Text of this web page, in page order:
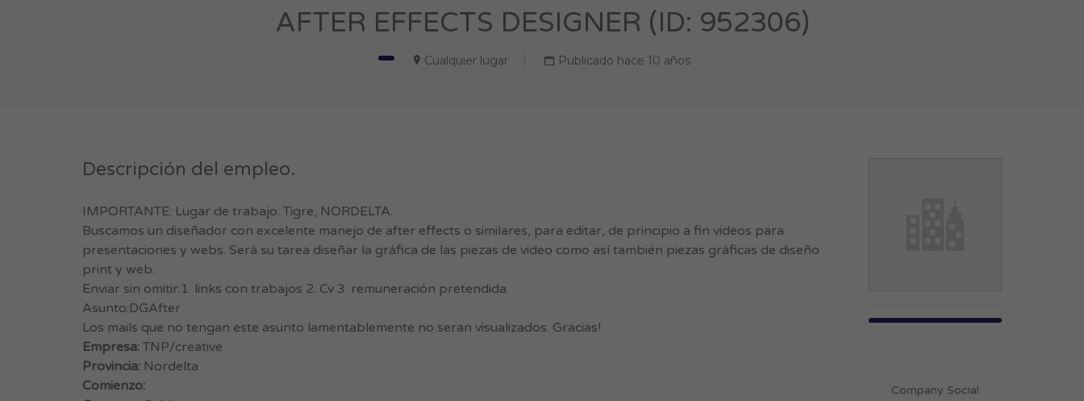
AFTER EFFECTS DESIGNER (ID: 952306)
Cualquier lugar Publicado hace 10 años
Descripción del empleo.
IMPORTANTE: Lugar de trabajo: Tigre, NORDELTA.
Buscamos un diseñador con excelente manejo de after effects o similares, para editar, de principio a fin videos para
presentaciones y webs. Será su tarea diseñar la gráfica de las piezas de video como así también piezas gráficas de diseño
print y web.
Enviar sin omitir:1. links con trabajos 2. Cv 3. remuneración pretendida
Asunto:DGAfter
Los mails que no tengan este asunto lamentablemente no seran visualizados. Gracias!
Empresa: TNP/creative
Provincia: Nordelta
Comienzo:
Company Social